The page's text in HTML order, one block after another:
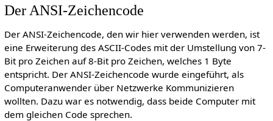
Der ANSI-Zeichencode
Der ANSI-Zeichencode, den wir hier verwenden werden, ist
eine Erweiterung des ASCII-Codes mit der Umstellung von 7-
Bit pro Zeichen auf 8-Bit pro Zeichen, welches 1 Byte
entspricht. Der ANSI-Zeichencode wurde eingeführt, als
Computeranwender über Netzwerke Kommunizieren
wollten. Dazu war es notwendig, dass beide Computer mit
dem gleichen Code sprechen.